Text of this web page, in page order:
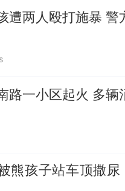
遭两人殴打施暴 警
路一小区起火 多辆
熊孩子站车顶撒